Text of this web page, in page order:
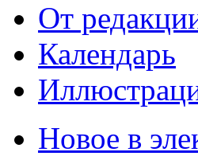
От
Календарь
Новое в